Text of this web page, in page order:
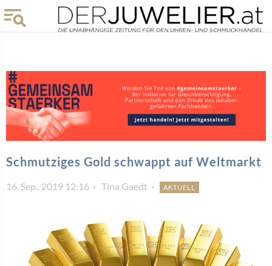
Schmutziges Gold schwappt auf Weltmarkt
16. Sep.. 2019 12:16 Tina Gaedt AKTUELL